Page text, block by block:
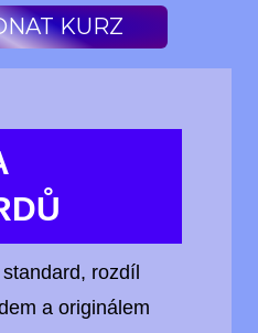
KURZ
rozdíl
a originálem